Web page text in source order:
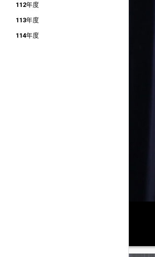
112年度
113年度
114年度